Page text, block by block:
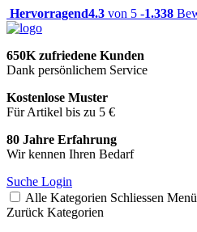
Hervorragend4.3 von 5 -1.338
650K zufriedene Kunden
Dank persönlichem Service
Kostenlose Muster
Für Artikel bis zu 5 €
80 Jahre Erfahrung
Wir kennen Ihren Bedarf
Suche Login
Alle Kategorien Schliessen Menü
Zurück Kategorien